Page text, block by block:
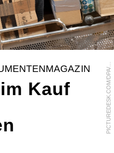
P
I
C
T
U
R
E
D
E
S
K
.
C
O
M
/
D
P
A
/
S
E
B
A
S
T
I
A
N
K
A
H
N
E
R
T
Kauf